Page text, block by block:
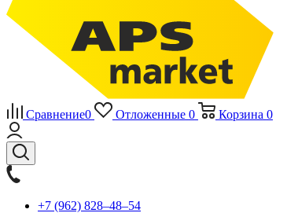
Сравнение0 Отложенные 0 Корзина 0
+7 (962) 828‒48‒54